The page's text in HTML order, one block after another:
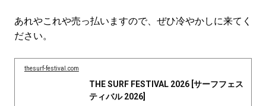
あれやこれや売っ払いますので、ぜひ冷やかしに来てく
ださい。
thesurf-festival.com
THE SURF FESTIVAL 2026 [サーフフェス
ティバル 2026]